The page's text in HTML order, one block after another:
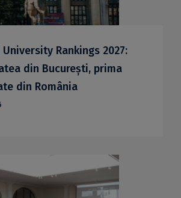
University Rankings 2027:
din București, prima
din România